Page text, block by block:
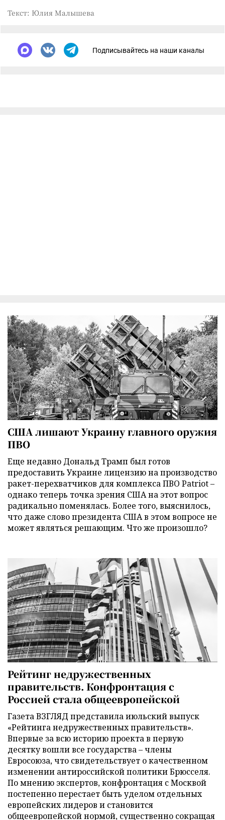
Текст: Юлия Малышева
Подписывайтесь на наши каналы
США лишают Украину главного оружия
ПВО
Еще недавно Дональд Трамп был готов
предоставить Украине лицензию на производство
ракет-перехватчиков для комплекса ПВО Patriot –
однако теперь точка зрения США на этот вопрос
радикально поменялась. Более того, выяснилось,
что даже слово президента США в этом вопросе не
может являться решающим. Что же произошло?
Рейтинг недружественных
правительств. Конфронтация с
Россией стала общеевропейской
Газета ВЗГЛЯД представила июльский выпуск
«Рейтинга недружественных правительств».
Впервые за всю историю проекта в первую
десятку вошли все государства – члены
Евросоюза, что свидетельствует о качественном
изменении антироссийской политики Брюсселя.
По мнению экспертов, конфронтация с Москвой
постепенно перестает быть уделом отдельных
европейских лидеров и становится
общеевропейской нормой, существенно сокращая